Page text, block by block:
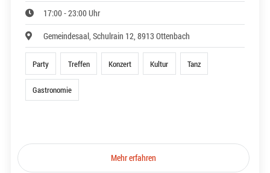
17:00 - 23:00 Uhr
Gemeindesaal, Schulrain 12, 8913 Ottenbach
Party Treffen Konzert Kultur Tanz
Gastronomie
Mehr erfahren